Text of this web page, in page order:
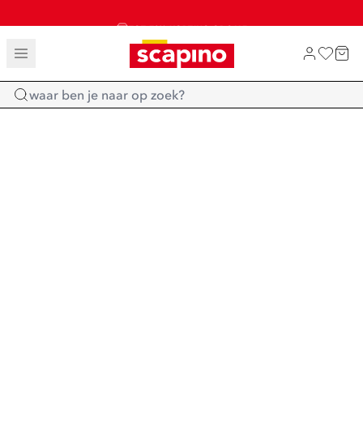
TOT 70% KORTING OP SALE
SALE: LAATSTE KANS!
SHOP NIEUW
Home